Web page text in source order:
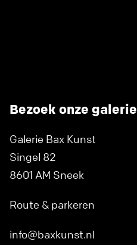
Bezoek onze galerie
Galerie Bax Kunst
Singel 82
8601 AM Sneek
Route & parkeren
info@baxkunst.nl